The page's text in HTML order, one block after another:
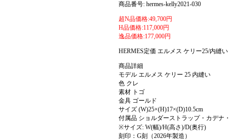
商品番号: hermes-kelly2021-030
超N品価格:49,700円
H品価格:117,000円
逸品価格:177,000円
HERMES定価 エルメス ケリー25/内
商品詳細
モデル エルメス ケリー 25 内縫い
色 クレ
素材 トゴ
金具 ゴールド
サイズ (W)25×(H)17×(D)10.5cm
付属品 ショルダーストラップ・カデナ
※サイズ: W(幅)/H(高さ)/D(奥行)
刻印：G刻（2026年製造）